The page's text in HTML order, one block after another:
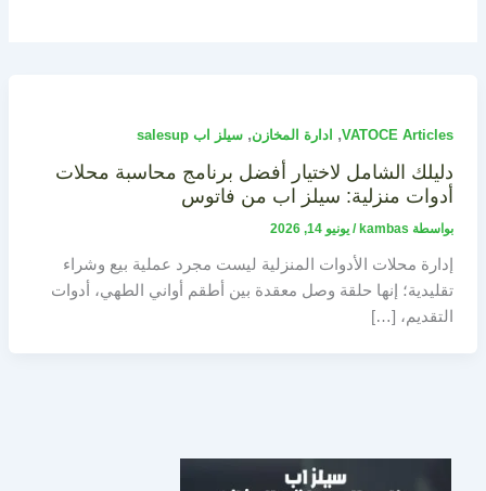
VATOCE Articles
, ادارة المخازن, سيلز اب salesup
دليلك الشامل لاختيار أفضل برنامج محاسبة محلات
أدوات منزلية: سيلز اب من فاتوس
بواسطة kambas
/ يونيو 14, 2026
إدارة محلات الأدوات المنزلية ليست مجرد عملية بيع وشراء
تقليدية؛ إنها حلقة وصل معقدة بين أطقم أواني الطهي، أدوات
التقديم، […]